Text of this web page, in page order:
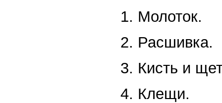
1. Молоток.
2. Расшивка.
3. Кисть и
4. Клещи.